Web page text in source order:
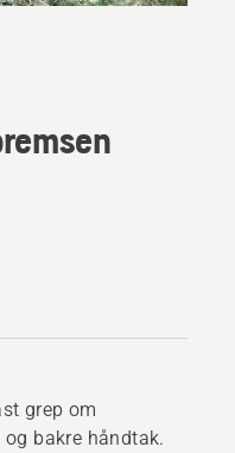
grep om
bakre håndtak.